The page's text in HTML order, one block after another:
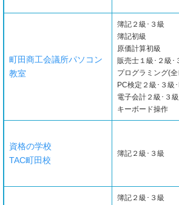
町田商工会議所パソコン
教室
簿記２級･３級
簿記初級
原価計算初級
販売士１級･２級･
プログラミング(
PC検定２級･３級
電子会計２級･３級
キーボード操作
資格の学校
TAC町田校
簿記２級･３級
簿記２級･３級